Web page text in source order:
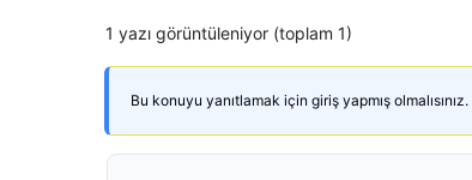
1 yazı görüntüleniyor (toplam 1)
Bu konuyu yanıtlamak için giriş yapmış olmalısınız.